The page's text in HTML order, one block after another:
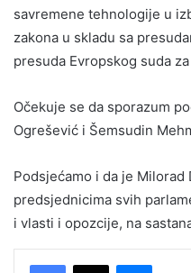
savremene tehnologije u
zakona u skladu sa
presuda Evropskog suda
Očekuje se da sporazum
Ogrešević i Šemsudin
Podsjećamo i da je
predsjednicima svih
i vlasti i opozcije, na